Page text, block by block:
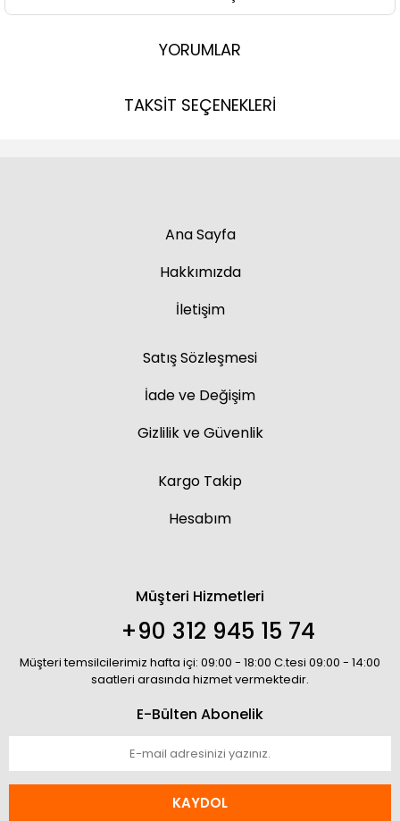
YORUMLAR
TAKSİT SEÇENEKLERİ
Ana Sayfa
Hakkımızda
İletişim
Satış Sözleşmesi
İade ve Değişim
Gizlilik ve Güvenlik
Kargo Takip
Hesabım
Müşteri Hizmetleri
+90 312 945 15 74
Müşteri temsilcilerimiz hafta içi: 09:00 - 18:00 C.tesi 09:00 - 14:00
saatleri arasında hizmet vermektedir.
E-Bülten Abonelik
KAYDOL